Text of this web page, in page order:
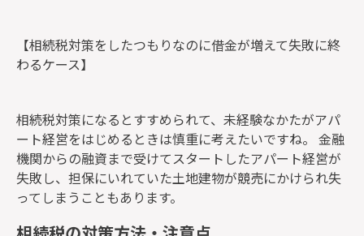
【相続税対策をしたつもりなのに借金が増えて失敗に終
わるケース】
相続税対策になるとすすめられて、未経験なかたがアパ
ート経営をはじめるときは慎重に考えたいですね。 金融
機関からの融資まで受けてスタートしたアパート経営が
失敗し、担保にいれていた土地建物が競売にかけられ失
ってしまうこともあります。